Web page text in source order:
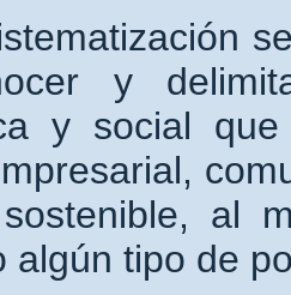
y
y social
al
algún tipo de